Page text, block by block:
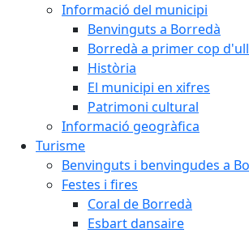
Informació del municipi
Benvinguts a Borredà
Borredà a primer cop d'ull
Història
El municipi en xifres
Patrimoni cultural
Informació geogràfica
Turisme
Benvinguts i benvingudes a
Festes i fires
Coral de Borredà
Esbart dansaire